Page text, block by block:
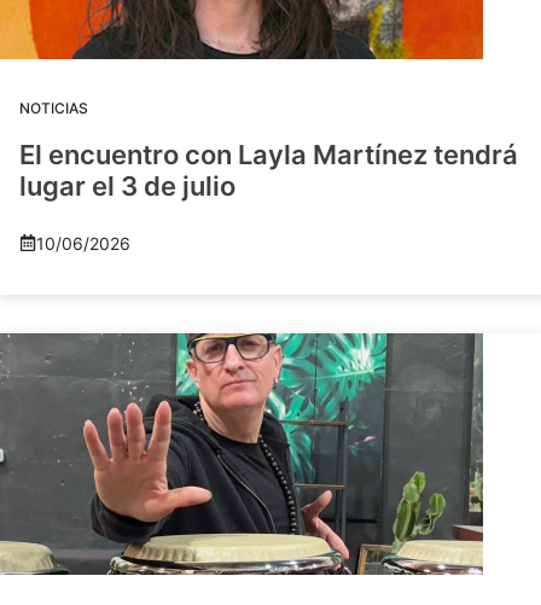
NOTICIAS
El encuentro con Layla Martínez tendrá
lugar el 3 de julio
10/06/2026